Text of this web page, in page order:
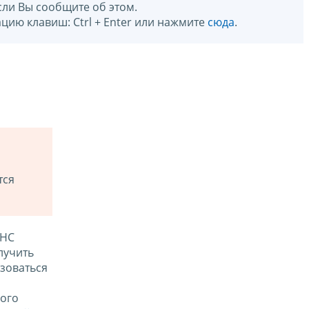
Вы сообщите об этом.
клавиш: Ctrl + Enter или нажмите сюда.